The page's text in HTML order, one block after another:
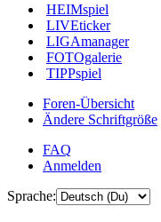
HEIMspiel
LIVEticker
LIGAmanager
FOTOgalerie
TIPPspiel
Foren-Übersicht
Ändere Schriftgröße
FAQ
Anmelden
Sprache: